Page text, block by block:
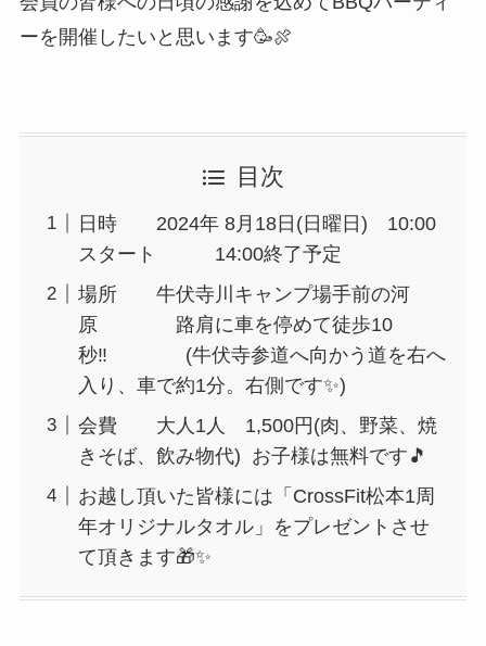
ーを開催したいと思います🥳🍖
目次
日時 2024年 8月18日(日曜日) 10:00
スタート 14:00終了予定
場所 牛伏寺川キャンプ場手前の河
原 路肩に車を停めて徒歩10
秒‼️ (牛伏寺参道へ向かう道を右へ
入り、車で約1分。右側です✨)
会費 大人1人 1,500円(肉、野菜、焼
きそば、飲み物代) お子様は無料です🎵
お越し頂いた皆様には「CrossFit松本1周
年オリジナルタオル」をプレゼントさせ
て頂きます🎁✨